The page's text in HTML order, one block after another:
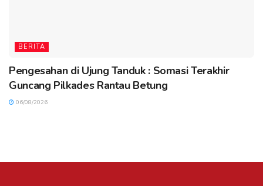
BERITA
Pengesahan di Ujung Tanduk : Somasi Terakhir
Guncang Pilkades Rantau Betung
06/08/2026